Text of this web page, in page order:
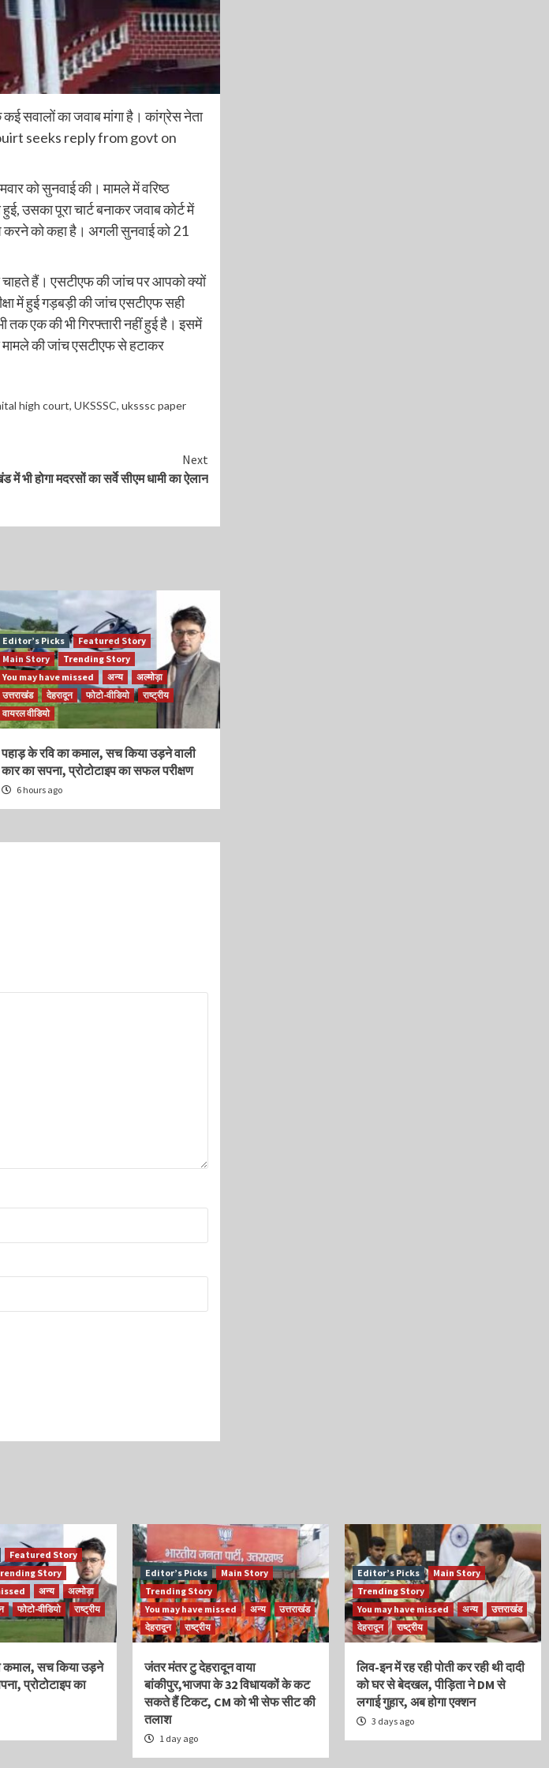
सवालों का जवाब मांगा है। कांग्रेस नेता
seeks reply from govt on
को सुनवाई की। मामले में वरिष्ठ
उसका पूरा चार्ट बनाकर जवाब कोर्ट में
करने को कहा है। अगली सुनवाई को 21
चाहते हैं। एसटीएफ की जांच पर आपको क्यों
में हुई गड़बड़ी की जांच एसटीएफ सही
तक एक की भी गिरफ्तारी नहीं हुई है। इसमें
मामले की जांच एसटीएफ से हटाकर
high court, UKSSSC, uksssc paper
Next
में भी होगा मदरसों का सर्वे सीएम धामी का ऐलान
Editor’s Picks
Featured Story
Main Story
Trending Story
You may have missed
अन्य
अल्मोड़ा
उत्तराखंड
देहरादून फोटो-वीडियो
राष्ट्रीय
वायरल वीडियो
पहाड़ के रवि का कमाल, सच किया उड़ने वाली
कार का सपना, प्रोटोटाइप का सफल परीक्षण
6 hours ago
Featured Story
Story
अन्य
अल्मोड़ा
फोटो-वीडियो
राष्ट्रीय
कमाल, सच किया उड़ने
प्रोटोटाइप का
Editor’s Picks
Main Story
Trending Story
You may have missed
अन्य
उत्तराखंड
देहरादून
राष्ट्रीय
जंतर मंतर टु देहरादून वाया
बांकीपुर,भाजपा के 32 विधायकों के कट
सकते हैं टिकट, CM को भी सेफ सीट की
तलाश
1 day ago
Editor’s Picks
Main Story
Trending Story
You may have missed
अन्य
उत्तराखंड
देहरादून
राष्ट्रीय
लिव-इन में रह रही पोती कर रही थी दादी
को घर से बेदखल, पीड़िता ने DM से
लगाई गुहार, अब होगा एक्शन
3 days ago